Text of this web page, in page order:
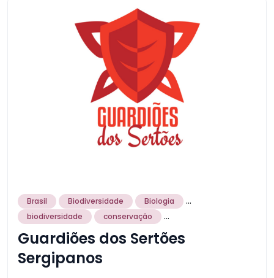
Brasil Biodiversidade Biologia ...
biodiversidade conservação ...
Guardiões dos Sertões
Sergipanos